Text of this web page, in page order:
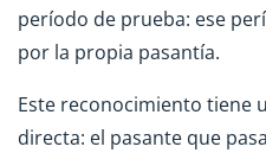
período de prueba: ese
por la propia pasantía.
Este reconocimiento tiene
directa: el pasante que